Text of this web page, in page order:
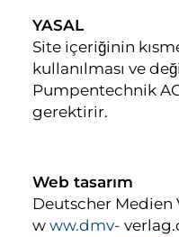
YASAL
Site içeriğinin
kullanılması ve
Pumpentechnik
gerektirir.
Web tasarım
Deutscher Medien
w ww.dmv-